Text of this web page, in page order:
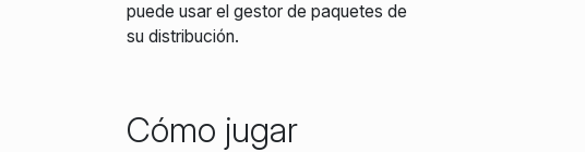
puede usar el gestor de paquetes de
su distribución.
Cómo jugar